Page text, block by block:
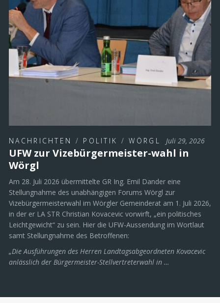
NACHRICHTEN / POLITIK /WÖRGL Juli 29, 2026
UFW zur Vizebürgermeister-wahl in
Wörgl
Am 28. Juli 2026 übermittelte GR Ing. Emil Dander eine
Stellungnahme des unabhängigen Forums Wörgl zur
Vizebürgermeisterwahl im Wörgler Gemeinderat am 1. Juli 2026,
in der er LA STR Christian Kovacevic vorwirft, „ein politisches
Leichtgewicht“ zu sein. Hier die UFW-Aussendung im Wortlaut
samt Stellungnahme des Betroffenen:
„Die Ausführungen des Herren Landtagsabgeordneten Kovacevic
anlässlich der Bürgermeister-Stellvertreterwahl in …